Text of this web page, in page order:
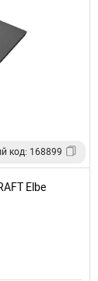
код: 168899
Elbe